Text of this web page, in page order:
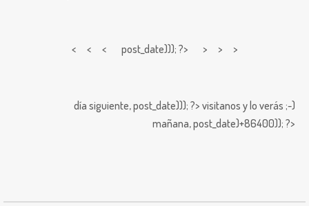
< < < post_date))); ?> > > >
día siguiente,post_date))); ?> visitanos y lo verás ;-)
mañana,post_date)+86400)); ?>